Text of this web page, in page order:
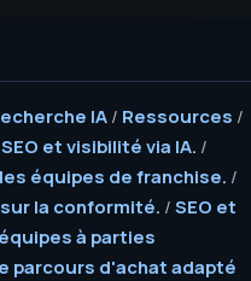
IA / Ressources /
et visibilité via IA. /
équipes de franchise. /
la conformité. / SEO et
à parties
parcours d'achat adapté